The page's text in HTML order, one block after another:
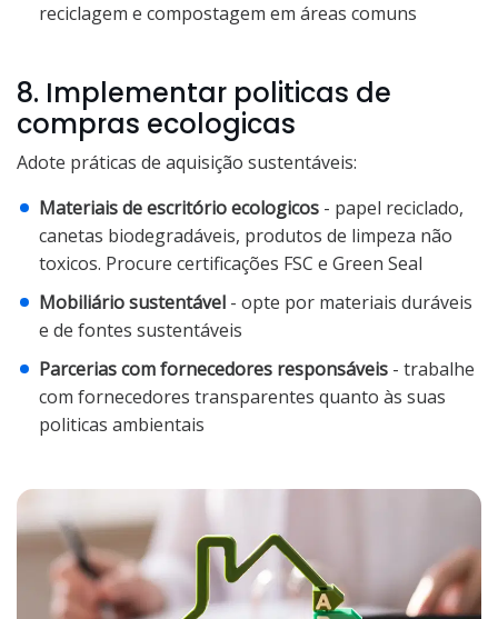
reciclagem e compostagem em áreas comuns
8. Implementar politicas de
compras ecologicas
Adote práticas de aquisição sustentáveis:
Materiais de escritório ecologicos - papel reciclado,
canetas biodegradáveis, produtos de limpeza não
toxicos. Procure certificações FSC e Green Seal
Mobiliário sustentável - opte por materiais duráveis
e de fontes sustentáveis
Parcerias com fornecedores responsáveis - trabalhe
com fornecedores transparentes quanto às suas
politicas ambientais